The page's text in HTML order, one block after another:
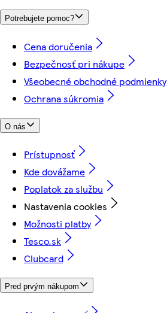
Potrebujete pomoc?
Cena doručenia
Bezpečnosť pri nákupe
Všeobecné obchodné podmienky
Ochrana súkromia
O nás
Prístupnosť
Kde dovážame
Poplatok za službu
Nastavenia cookies
Možnosti platby
Tesco.sk
Clubcard
Pred prvým nákupom